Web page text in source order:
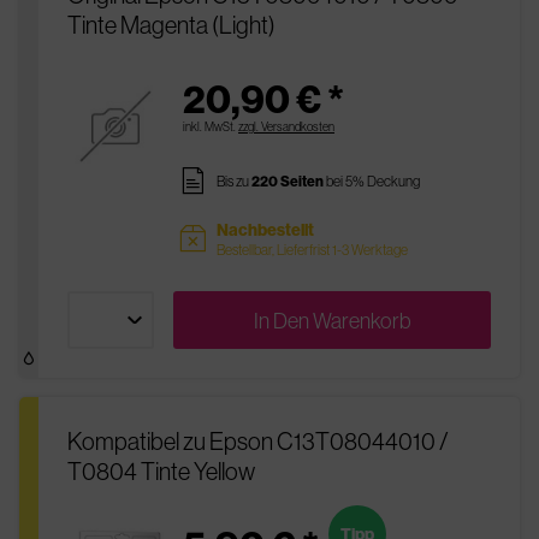
Tinte Magenta (Light)
20,90 € *
inkl. MwSt. zzgl. Versandkosten
pages Bis zu220 Seitenbei 5% Deckung
sold Nachbestellt
Bestellbar, Lieferfrist 1-3 Werktage
In DenWarenkorb
Kompatibel zu Epson C13T08044010 /
T0804 Tinte Yellow
Tipp